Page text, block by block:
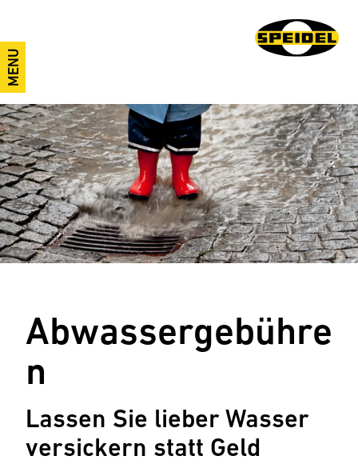
MENU
Abwassergebühre
n
Lassen Sie lieber Wasser
versickern statt Geld